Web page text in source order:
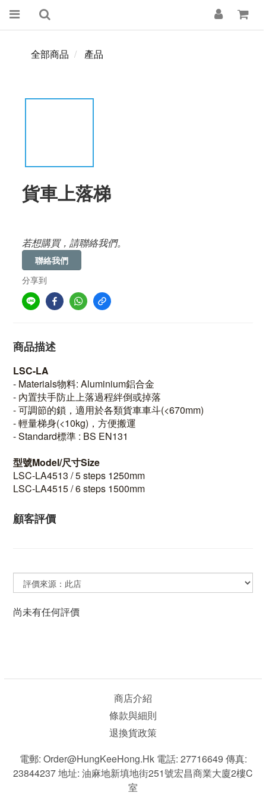
全部商品 產品
貨車上落梯
若想購買，請聯絡我們。
聯絡我們
分享到
商品描述
LSC-LA
- Materials物料: Aluminium鋁合金
- 內置扶手防止上落過程絆倒或掉落
- 可調節的鎖，適用於各類貨車車斗(<670mm)
- 輕量梯身(<10kg)，方便搬運
- Standard標準 : BS EN131
型號Model/尺寸Size
LSC-LA4513 / 5 steps 1250mm
LSC-LA4515 / 6 steps 1500mm
顧客評價
尚未有任何評價
商店介紹
條款與細則
退換貨政策
電郵: Order@HungKeeHong.hk 電話: 27716649 傳真:
23844237 地址: 油麻地新填地街251號宏昌商業大廈2樓C
室